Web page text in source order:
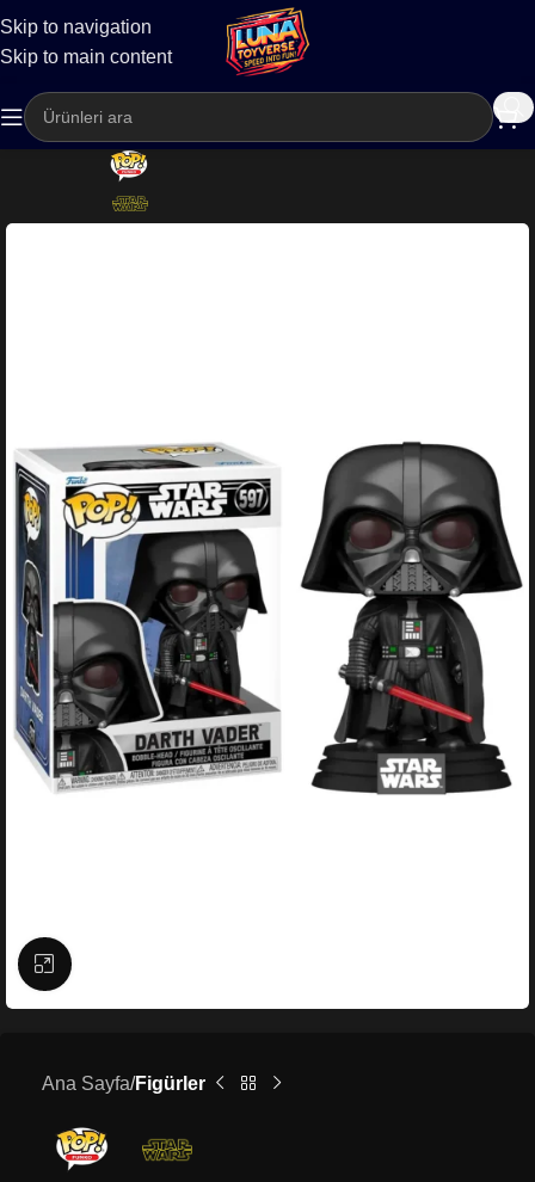
Skip to navigation
Skip to main content
Kargo
Büyütmek için tıklayın
Ana Sayfa Figürler